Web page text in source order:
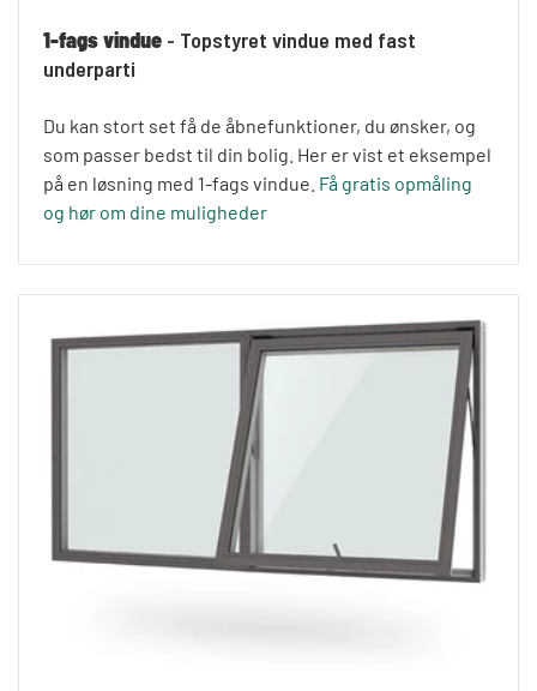
1-fags vindue - Topstyret vindue med fast
underparti
Du kan stort set få de åbnefunktioner, du ønsker, og
som passer bedst til din bolig. Her er vist et eksempel
på en løsning med 1-fags vindue. Få gratis opmåling
og hør om dine muligheder